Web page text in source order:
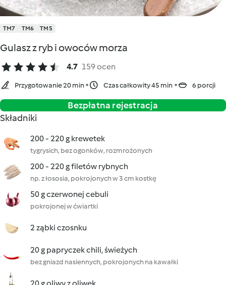
TM7 TM6 TM5
Gulasz z ryb i owoców morza
4.7 159 ocen
Przygotowanie 20 min Czas całkowity 45 min 6 porcji
Bezpłatna rejestracja
Składniki
200 - 220 g krewetek
tygrysich, bez ogonków, rozmrożonych
200 - 220 g filetów rybnych
np. z łososia, pokrojonych w 3 cm kostkę
50 g czerwonej cebuli
pokrojonej w ćwiartki
2 ząbki czosnku
20 g papryczek chili, świeżych
bez gniazd nasiennych, pokrojonych na kawałki